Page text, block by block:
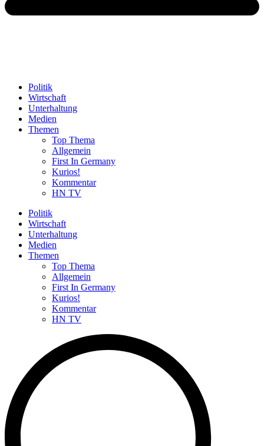
Politik
Wirtschaft
Unterhaltung
Medien
Themen
Top Thema
Allgemein
First In Germany
Kurios!
Kommentar
HN TV
Politik
Wirtschaft
Unterhaltung
Medien
Themen
Top Thema
Allgemein
First In Germany
Kurios!
Kommentar
HN TV